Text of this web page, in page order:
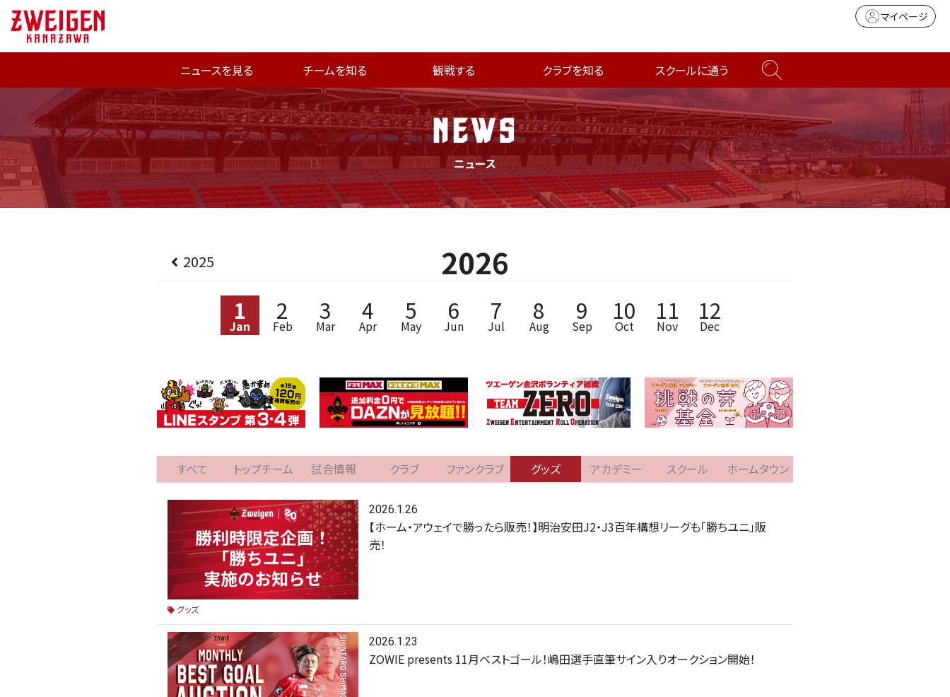
マイページ
ニュースを見る チームを知る 観戦する クラブを知る スクールに通う
NEWS
ニュース
2025 2026
1
Jan
2
Feb
3
Mar
4
Apr
5
May
6
Jun
7
Jul
8
Aug
9
Sep
10
Oct
11
Nov
12
Dec
すべて トップチーム 試合情報 クラブ ファンクラブ グッズ アカデミー スクール ホームタウン
2026.1.26
【ホーム・アウェイで勝ったら販売！】明治安田J2・J3百年構想リーグも「勝ちユニ」販
売！
グッズ
2026.1.23
ZOWIE presents 11月ベストゴール！嶋田選手直筆サイン入りオークション開始！